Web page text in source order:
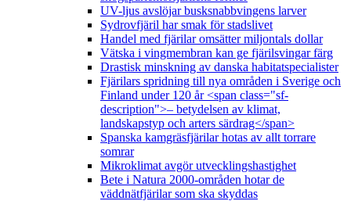
UV-ljus avslöjar busksnabbvingens larver
Sydrovfjäril har smak för stadslivet
Handel med fjärilar omsätter miljontals dollar
Vätska i vingmembran kan ge fjärilsvingar färg
Drastisk minskning av danska habitatspecialister
Fjärilars spridning till nya områden i Sverige och
Finland under 120 år <span class="sf-
description">– betydelsen av klimat,
landskapstyp och arters särdrag</span>
Spanska kamgräsfjärilar hotas av allt torrare
somrar
Mikroklimat avgör utvecklingshastighet
Bete i Natura 2000-områden hotar de
väddnätfjärilar som ska skyddas